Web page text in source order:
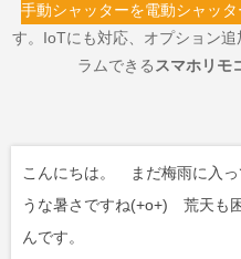
手動シャッターを電動シャッ
す。IoTにも対応、オプション
ラムできる スマホリモ
こんにちは。 まだ梅雨に入っ
うな暑さですね(+o+) 荒天も
んです。